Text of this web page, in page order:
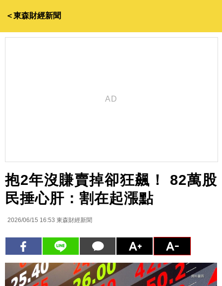
＜東森財經新聞
抱2年沒賺賣掉卻狂飆！ 82萬股
民捶心肝：割在起漲點
2026/06/15 16:53 東森財經新聞